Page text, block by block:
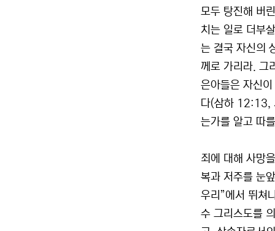
모두 탕진해 버
치는 일로 더부
는 결국 자신의
께로 가리라. 그
은아들은 자신
다(삼하 12:13,
는가를 알고 따
죄에 대해 사망
복과 저주를 눈
우리”에서 뛰쳐
수 그리스도를